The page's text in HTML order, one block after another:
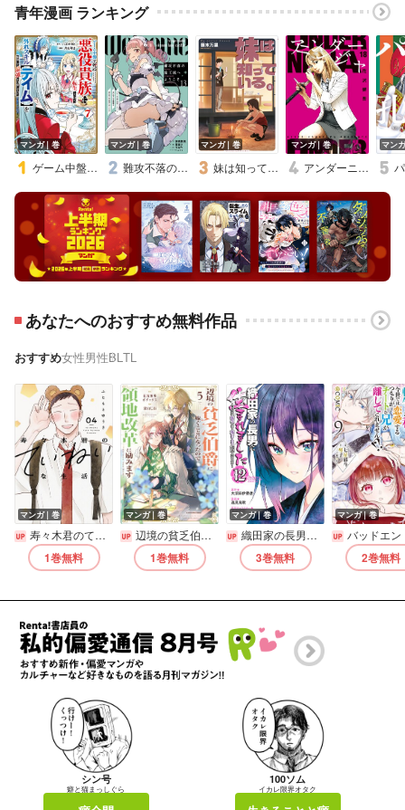
青年漫画 ランキング
マンガ｜巻
ゲーム中盤で死ぬ悪役貴族に転生したので、外れスキル【テイム】を駆使して最強を目指してみた
マンガ｜巻
難攻不落の魔王城へようこそ～デバフは不要と勇者パーティーを追い出された黒魔導士、魔王軍の最高幹部に迎えられる～【デジタル版限定特典付き】
マンガ｜巻
妹は知っている
マンガ｜巻
アンダーニンジャ
マン
あなたへのおすすめ無料作品
おすすめ女性男性BLTL
マンガ｜巻
寿々木君のていねいな生活
1巻無料
マンガ｜巻
辺境の貧乏伯爵に嫁ぐことになったので領地改革に励みます ～the letter from Boule～【電子書店共通特典イラスト付】
1巻無料
マンガ｜巻
織田家の長男に生まれました～戦国時代に転生したけど、死にたくないので改革を起こします～
3巻無料
マンガ｜巻
バッドエンド目前のヒロインに転生した私、今世では恋愛するつもりがチートな兄が離してくれま
2巻無料
シン号
癖と猫まっしぐら
100ソム
イカレ限界オタク